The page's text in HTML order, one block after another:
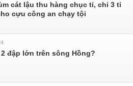
cát lậu thu hàng chục tỉ, chi 3 tỉ
cựu công an chạy tội
2 đập lớn trên sông Hồng?